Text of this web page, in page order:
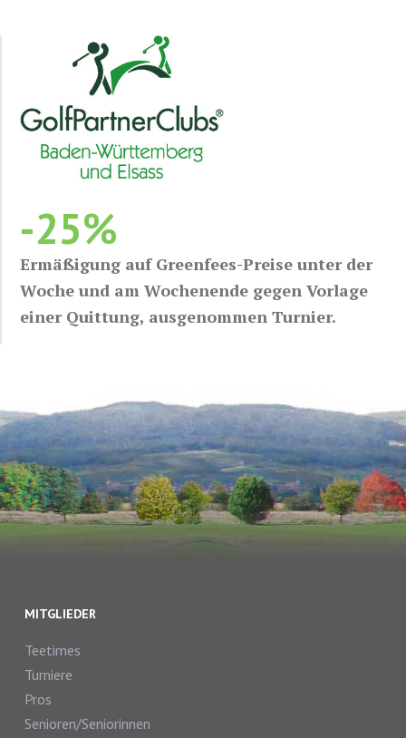
-25%
Ermäßigung auf Greenfees-Preise unter der
Woche und am Wochenende gegen Vorlage
einer Quittung, ausgenommen Turnier.
MITGLIEDER
Teetimes
Turniere
Pros
Senioren/Seniorinnen